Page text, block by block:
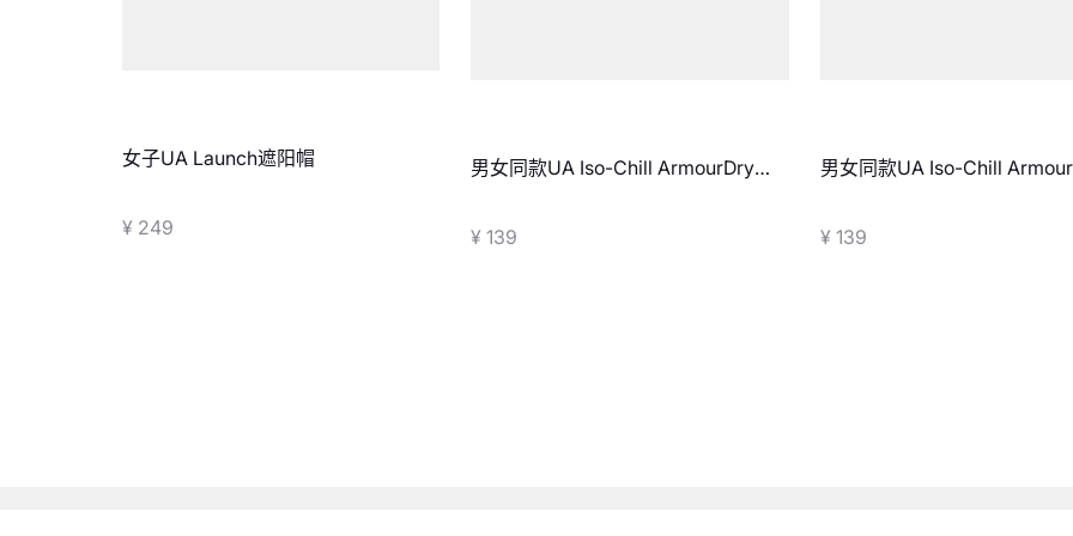
女子UA Launch遮阳帽
¥ 249
男女同款UA Iso-Chill ArmourDry浅
¥ 139
男女同款UA Iso-Chill
¥ 139